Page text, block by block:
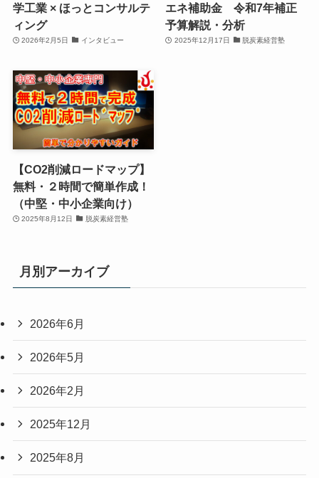
学工業 × ほっとコンサルテ
ィング
2026年2月5日 インタビュー
エネ補助金 令和7年補正
予算解説・分析
2025年12月17日 脱炭素経営塾
【CO2削減ロードマップ】
無料・２時間で簡単作成！
（中堅・中小企業向け）
2025年8月12日 脱炭素経営塾
月別アーカイブ
2026年6月
2026年5月
2026年2月
2025年12月
2025年8月